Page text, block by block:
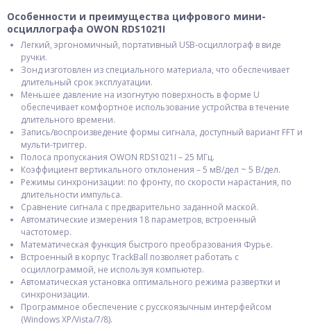
Особенности и преимущества цифрового мини-
осциллографа OWON RDS1021I
Легкий, эргономичный, портативный USB-осциллограф в виде
ручки.
Зонд изготовлен из специального материала, что обеспечивает
длительный срок эксплуатации.
Меньшее давление на изогнутую поверхность в форме U
обеспечивает комфортное использование устройства в течение
длительного времени.
Запись/воспроизведение формы сигнала, доступный вариант FFT и
мульти-триггер.
Полоса пропускания OWON RDS1021I – 25 МГц.
Коэффициент вертикального отклонения – 5 мВ/дел ~ 5 В/дел.
Режимы синхронизации: по фронту, по скорости нарастания, по
длительности импульса.
Сравнение сигнала с предварительно заданной маской.
Автоматические измерения 18 параметров, встроенный
частотомер.
Математическая функция быстрого преобразования Фурье.
Встроенный в корпус TrackBall позволяет работать с
осциллограммой, не используя компьютер.
Автоматическая установка оптимального режима развертки и
синхронизации.
Программное обеспечение с русскоязычным интерфейсом
(Windows XP/Vista/7/8).